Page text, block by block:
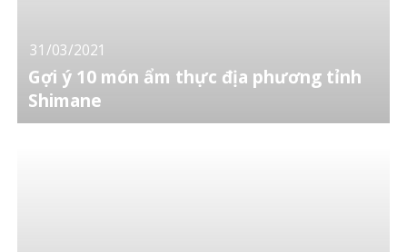
31/03/2021
Gợi ý 10 món ẩm thực địa phương tỉnh
Shimane